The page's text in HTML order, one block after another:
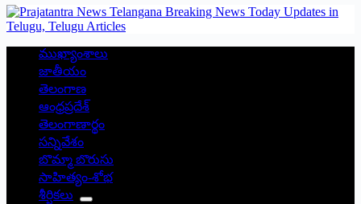
ముఖ్యాంశాలు
జాతీయం
తెలంగాణ
ఆంధ్రప్రదేశ్
తెలంగాణార్థం
సన్నివేశం
బొమ్మా బొరుసు
సాహిత్యం-శోభ
శీర్షికలు